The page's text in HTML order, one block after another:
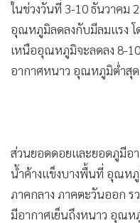
• Green Innovation & SD
• Management & HR
• MGR Live
Infographic
• กีฬา
• ต่างประเทศ
• Special Scoop
• เศรษฐกิจ-ธุรกิจ
ในช่วงวันที่ 3-10 ธันวาคม
อุณหภูมิลดลงกับมีลมแรง โ
เหนืออุณหภูมิจะลดลง 8-
อากาศหนาว อุณหภูมิต่ำสุด
ส่วนยอดดอยและยอดภูมีอ
น้ำค้างแข็งบางพื้นที่ อุณหภู
ภาคกลาง ภาคตะวันออก
มีอากาศเย็นถึงหนาว อุณห